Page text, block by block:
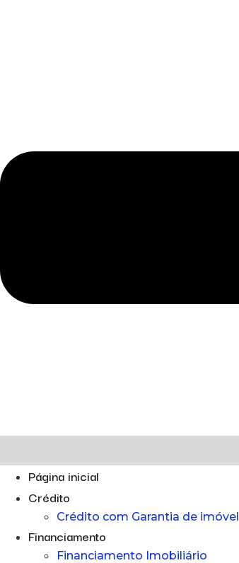
Página inicial
Crédito
Crédito com Garantia de imóvel
Financiamento
Financiamento Imobiliário